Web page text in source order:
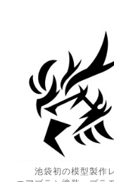
池袋初の模型製作